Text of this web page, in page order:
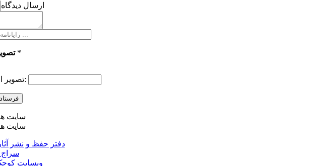
ارسال دیدگاه
تصویر امنیتی *
تصویر امنیتی را وارد کنید:
سایت
سایت
دفتر حفظ و نشر
سراج 8
وبسایت